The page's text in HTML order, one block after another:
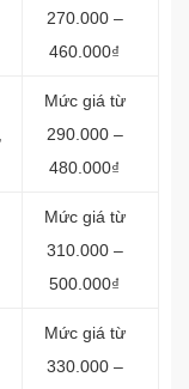
270.000 –
460.000₫
Mức giá từ
290.000 –
480.000₫
Mức giá từ
310.000 –
500.000₫
Mức giá từ
330.000 –